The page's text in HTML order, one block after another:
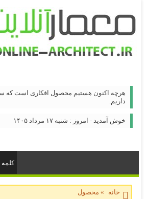
هرچه اکنون هستیم محصول افکاری است که
داریم.
خوش آمدید - امروز : شنبه ۱۷ مرداد ۱۴۰۵
خانه » محصول